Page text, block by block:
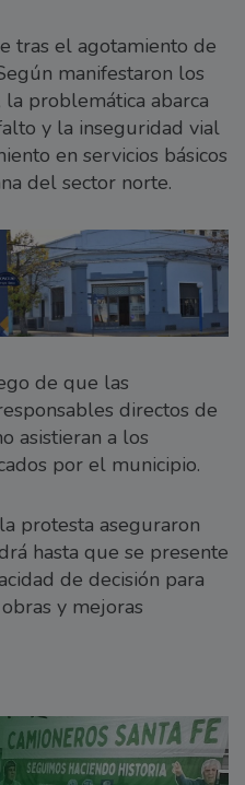
tras el agotamiento de
manifestaron los
problemática abarca
y la inseguridad vial
en servicios básicos
del sector norte.
de que las
directos de
asistieran a los
por el municipio.
protesta aseguraron
hasta que se presente
de decisión para
y mejoras